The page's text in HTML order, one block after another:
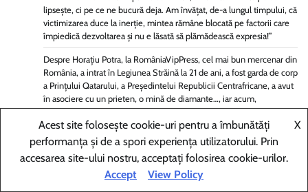
lipsește, ci pe ce ne bucură deja. Am învățat, de-a lungul timpului, că
victimizarea duce la inerție, mintea rămâne blocată pe factorii care
împiedică dezvoltarea și nu e lăsată să plămădească expresia!”
Despre Horațiu Potra, la RomâniaVipPress, cel mai bun mercenar din
România, a intrat în Legiunea Străină la 21 de ani, a fost garda de corp
a Prințului Qatarului, a Președintelui Republicii Centrafricane, a avut
în asociere cu un prieten, o mină de diamante…, iar acum,
candidează la Primăria Mediașului!
Migranți într-o lumină pozitivă, proiect promovat de Lidia U, românca
stabilită la Lohne, în Germania!
Acest site folosește cookie-uri pentru a îmbunătăți
performanța și de a spori experiența utilizatorului. Prin
accesarea site-ului nostru, acceptați folosirea cookie-urilor.
X
Accept View Policy